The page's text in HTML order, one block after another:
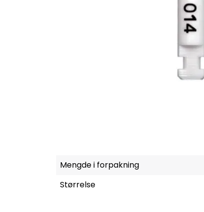
Mengde i forpakning
Størrelse